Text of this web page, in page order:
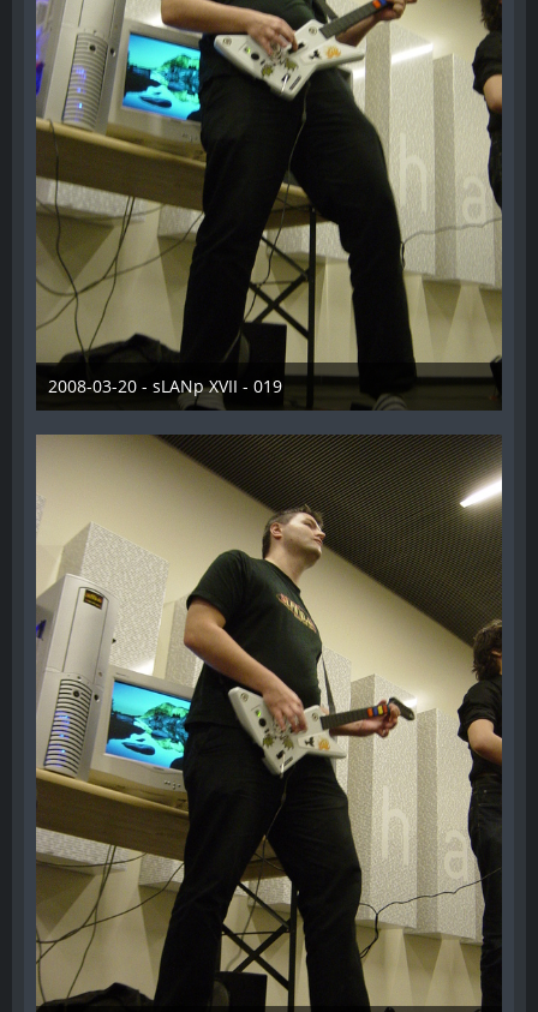
2008-03-20 - sLANp XVII - 019
28. Dezember 2012